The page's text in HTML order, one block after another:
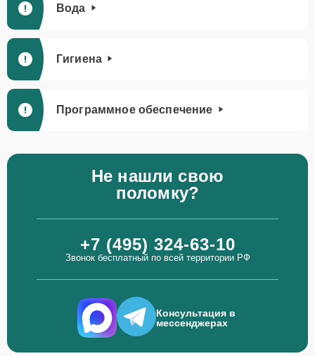
Вода
Гигиена
Программное обеспечение
Не нашли свою
поломку?
+7 (495) 324-63-10
Звонок бесплатный по всей территории РФ
Консультация в
мессенджерах